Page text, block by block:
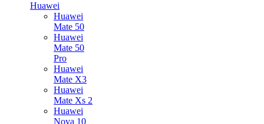
Huawei
Huawei
Mate 50
Huawei
Mate 50
Pro
Huawei
Mate X3
Huawei
Mate Xs 2
Huawei
Nova 10